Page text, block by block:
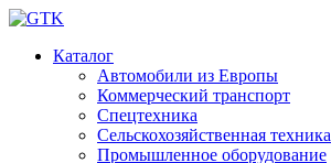
Каталог
Автомобили из Европы
Коммерческий транспорт
Спецтехника
Сельскохозяйственная техника
Промышленное оборудование